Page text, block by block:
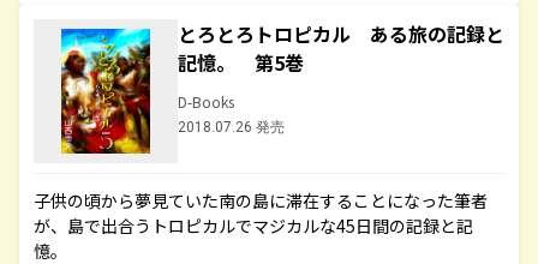
とろとろトロピカル ある旅の記録と
記憶。 第5巻
D-Books
2018.07.26 発売
子供の頃から夢見ていた南の島に滞在することになった筆者
が、島で出合うトロピカルでマジカルな45日間の記録と記
憶。